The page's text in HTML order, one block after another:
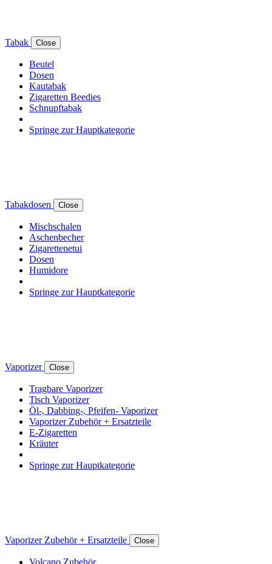
Tabak Close
Beutel
Dosen
Kautabak
Zigaretten Beedies
Schnupftabak
Springe zur Hauptkategorie
Tabakdosen Close
Mischschalen
Aschenbecher
Zigarettenetui
Dosen
Humidore
Springe zur Hauptkategorie
Vaporizer Close
Tragbare Vaporizer
Tisch Vaporizer
Öl-, Dabbing-, Pfeifen- Vaporizer
Vaporizer Zubehör + Ersatzteile
E-Zigaretten
Kräuter
Springe zur Hauptkategorie
Vaporizer Zubehör + Ersatzteile Close
Volcano Zubehör